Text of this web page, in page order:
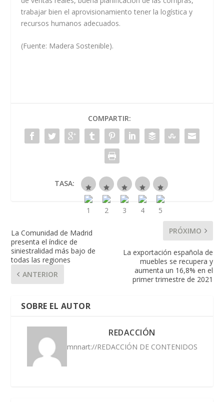
trabajar bien el aprovisionamiento tener la logística y
recursos humanos adecuados.
(Fuente: Madera Sostenible).
COMPARTIR:
TASA:
La Comunidad de Madrid
presenta el índice de
siniestralidad más bajo de
todas las regiones
ANTERIOR
PRÓXIMO
La exportación española de
muebles se recupera y
aumenta un 16,8% en el
primer trimestre de 2021
SOBRE EL AUTOR
REDACCIÓN
mnnart://REDACCIÓN DE CONTENIDOS